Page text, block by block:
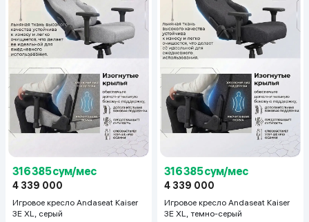
316 385 сум/мес
4 339 000
Игровое кресло Andaseat Kaiser
3E XL, серый
316 385 сум/мес
4 339 000
Игровое кресло Andaseat Kaiser
3E XL, темно-серый